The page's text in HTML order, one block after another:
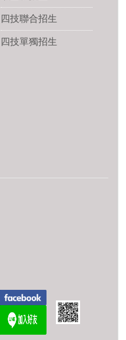
四技聯合招生
四技單獨招生